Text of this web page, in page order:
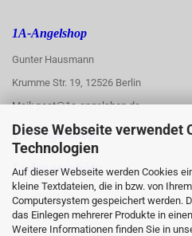
Diese Webseite verwendet
Technologien
Auf dieser Webseite werden Cookies
kleine Textdateien, die in bzw. von
Computersystem gespeichert werden.
das Einlegen mehrerer Produkte in
Weitere Informationen finden Sie in
1A-Angelshop
Gunter Hausmann
Krumme Str. 19, 12526 Berlin
Mail: post@1a-angelshop.de
1A-Angelshop-
Ladengeschäft::
Regattastr. 66
12527 Berlin